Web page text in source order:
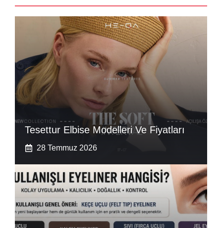
Tesettur Elbise Modelleri Ve Fiyatları
28 Temmuz 2026